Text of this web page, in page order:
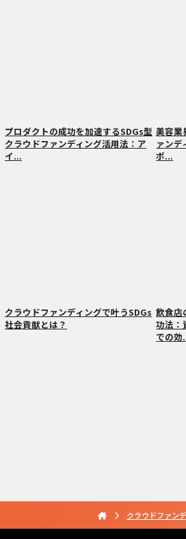
プロダクトの成功を加速するSDGs型
クラウドファンディング活用法：ア
イ...
美容業
ァンデ
ポ...
クラウドファンディングで叶うSDGs
社会貢献とは？
飲食店
功法：
での効
クラウドファン